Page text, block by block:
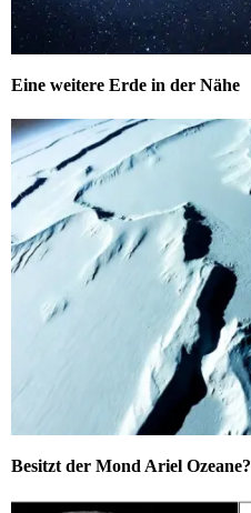
Eine weitere Erde in der Nähe
Besitzt der Mond Ariel Ozeane?